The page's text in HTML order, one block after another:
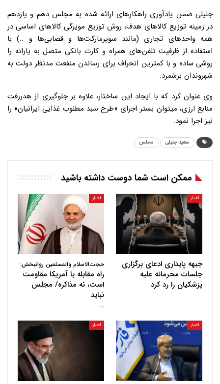
جلیلی ضمن یادآوری راهکارهای ارائه شده به مجلس دهم و یازدهم
در زمینه توزیع کالاهای هدف، روش توزیع مویرگی کالاهای اساسی در
همه واحدهای تجاری (مانند سوپرمارکت‌ها و قصابی‌ها و ..) با
استفاده از ظرفیت تلفن‌های همراه و کارت بانکی متصل به یارانه را
روشی ساده و با کمترین انحراف برای رساندن منفعت مدنظر دولت به
شهروندان برشمرد.
وی عنوان کرد که با ایجاد این ساختار، علاوه بر جلوگیری از هدررفت
منابع ارزی، میتوان بستر اجرای «طرح سبد مطلوب غذایی ایرانیان» را
نیز اجرا نمود.
سعید جلیلی مجلس
ممکن است شما دوست داشته باشید
اخبار
جبهه پایداری ادعای برگزاری
جلسات محرمانه علیه
پزشکیان را رد کرد
اخبار
حجت‌الاسلام والمسلمین روانبخش:
راه مقابله با آمریکا مقاومت
است، نه مذاکره/ مجلس
نباید
…
اخبار اخبار